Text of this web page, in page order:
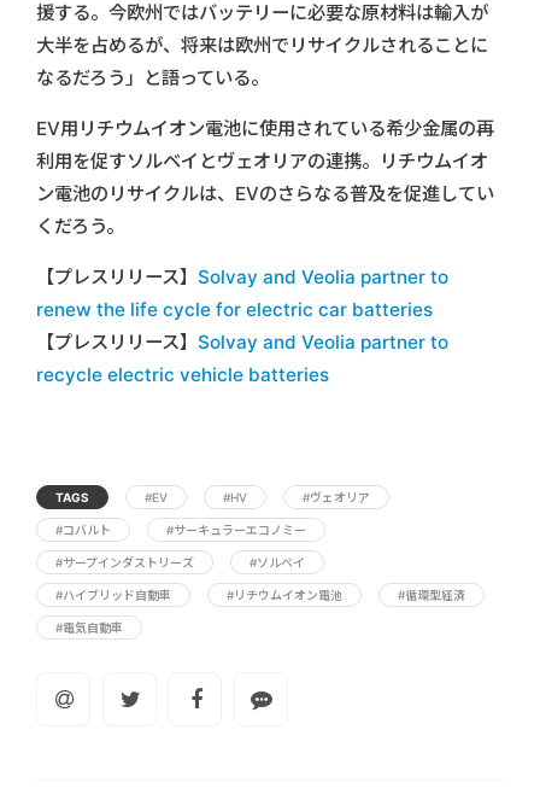
援する。今欧州ではバッテリーに必要な原材料は輸入が
大半を占めるが、将来は欧州でリサイクルされることに
なるだろう」と語っている。
EV用リチウムイオン電池に使用されている希少金属の再
利用を促すソルベイとヴェオリアの連携。リチウムイオ
ン電池のリサイクルは、EVのさらなる普及を促進してい
くだろう。
【プレスリリース】 Solvay and Veolia partner to
renew the life cycle for electric car batteries
【プレスリリース】 Solvay and Veolia partner to
recycle electric vehicle batteries
TAGS #EV #HV #ヴェオリア
#コバルト #サーキュラーエコノミー
#サープインダストリーズ #ソルベイ
#ハイブリッド自動車 #リチウムイオン電池 #循環型経済
#電気自動車